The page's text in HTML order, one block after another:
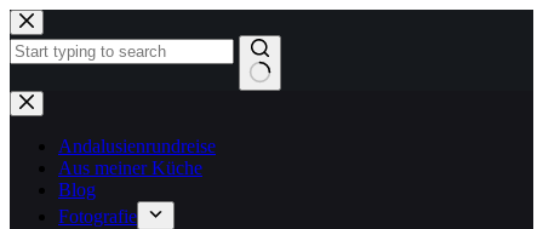
Zum
Inhalt
springen
Keine
Ergebnisse
Andalusienrundreise
Aus meiner Küche
Blog
Fotografie